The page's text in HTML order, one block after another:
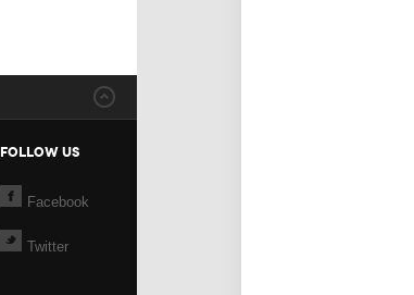
FOLLOW US
Facebook
Twitter